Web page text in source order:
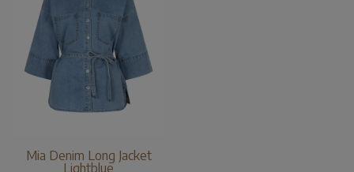
Mia Denim Long Jacket
Lightblue